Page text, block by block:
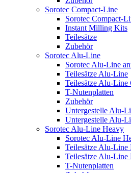
Sorotec Compact-Line
Sorotec Compact-
Instant Milling Kits
Teilesätze
Zubehör
Sorotec Alu-Line
Sorotec Alu-Line
Teilesätze Alu-Line
Teilesätze Alu-Line
T-Nutenplatten
Zubehör
Untergestelle Alu-
Untergestelle Alu-
Sorotec Alu-Line Heavy
Sorotec Alu-Line
Teilesätze Alu-Line
Teilesätze Alu-Line
T-Nutenplatten